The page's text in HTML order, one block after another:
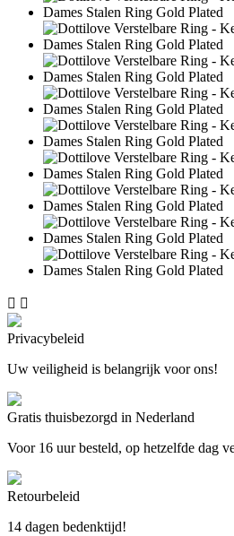
 
Privacybeleid
Uw veiligheid is belangrijk voor ons!
Gratis thuisbezorgd in Nederland
Voor 16 uur besteld, op hetzelfde dag
Retourbeleid
14 dagen bedenktijd!